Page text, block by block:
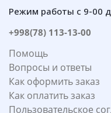
Режим работы с 9-00
+998(78) 113-13-00
Помощь
Вопросы и ответы
Как оформить заказ
Как оплатить заказ
Пользовательское